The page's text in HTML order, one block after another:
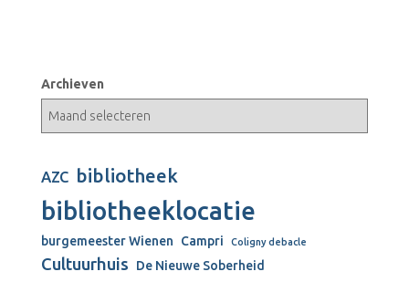
Archieven
AZC bibliotheek
bibliotheeklocatie
burgemeester Wienen Campri Coligny debacle
Cultuurhuis De Nieuwe Soberheid